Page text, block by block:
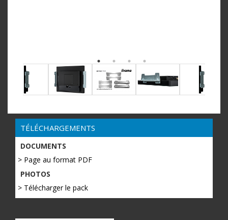
TÉLÉCHARGEMENTS
DOCUMENTS
> Page au format PDF
PHOTOS
> Télécharger le pack